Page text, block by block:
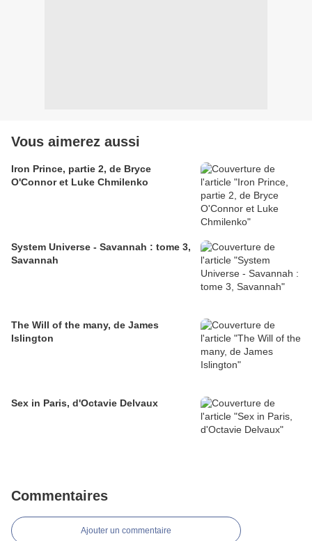
Vous aimerez aussi
Iron Prince, partie 2, de Bryce
O'Connor et Luke Chmilenko
System Universe - Savannah : tome 3,
Savannah
The Will of the many, de James
Islington
Sex in Paris, d'Octavie Delvaux
Commentaires
Ajouter un commentaire